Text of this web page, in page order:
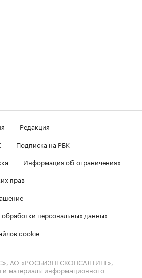
Редакция
Подписка на РБК
Информация об ограничениях
прав
персональных данных
cookie
АО «РОСБИЗНЕСКОНСАЛТИНГ»,
и материалы информационного